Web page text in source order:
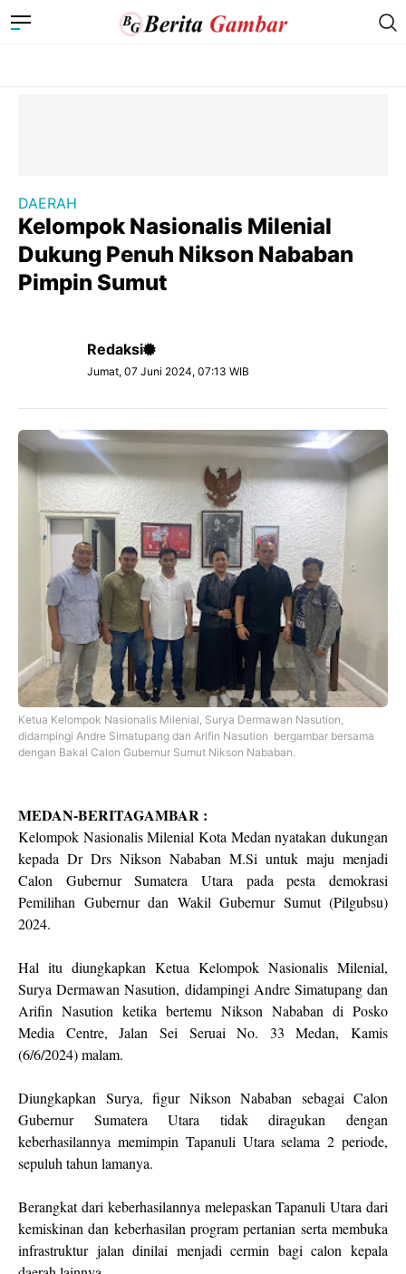
DAERAH
Kelompok Nasionalis Milenial
Dukung Penuh Nikson Nababan
Pimpin Sumut
Redaksi
Jumat, 07 Juni 2024, 07:13 WIB
Ketua Kelompok Nasionalis Milenial, Surya Dermawan Nasution,
didampingi Andre Simatupang dan Arifin Nasution bergambar bersama
dengan Bakal Calon Gubernur Sumut Nikson Nababan.
MEDAN-BERITAGAMBAR :
Kelompok Nasionalis Milenial Kota Medan nyatakan dukungan
kepada Dr Drs Nikson Nababan M.Si untuk maju menjadi
Calon Gubernur Sumatera Utara pada pesta demokrasi
Pemilihan Gubernur dan Wakil Gubernur Sumut (Pilgubsu)
2024.
Hal itu diungkapkan Ketua Kelompok Nasionalis Milenial,
Surya Dermawan Nasution, didampingi Andre Simatupang dan
Arifin Nasution ketika bertemu Nikson Nababan di Posko
Media Centre, Jalan Sei Seruai No. 33 Medan, Kamis
(6/6/2024) malam.
Diungkapkan Surya, figur Nikson Nababan sebagai Calon
Gubernur Sumatera Utara tidak diragukan dengan
keberhasilannya memimpin Tapanuli Utara selama 2 periode,
sepuluh tahun lamanya.
Berangkat dari keberhasilannya melepaskan Tapanuli Utara dari
kemiskinan dan keberhasilan program pertanian serta membuka
infrastruktur jalan dinilai menjadi cermin bagi calon kepala